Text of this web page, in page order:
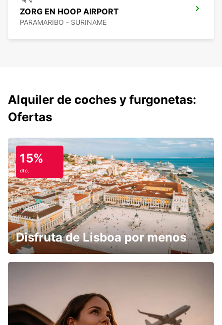
ZORG EN HOOP AIRPORT
PARAMARIBO - SURINAME
Alquiler de coches y furgonetas:
Ofertas
15%
dto.
Disfruta de Lisboa por menos